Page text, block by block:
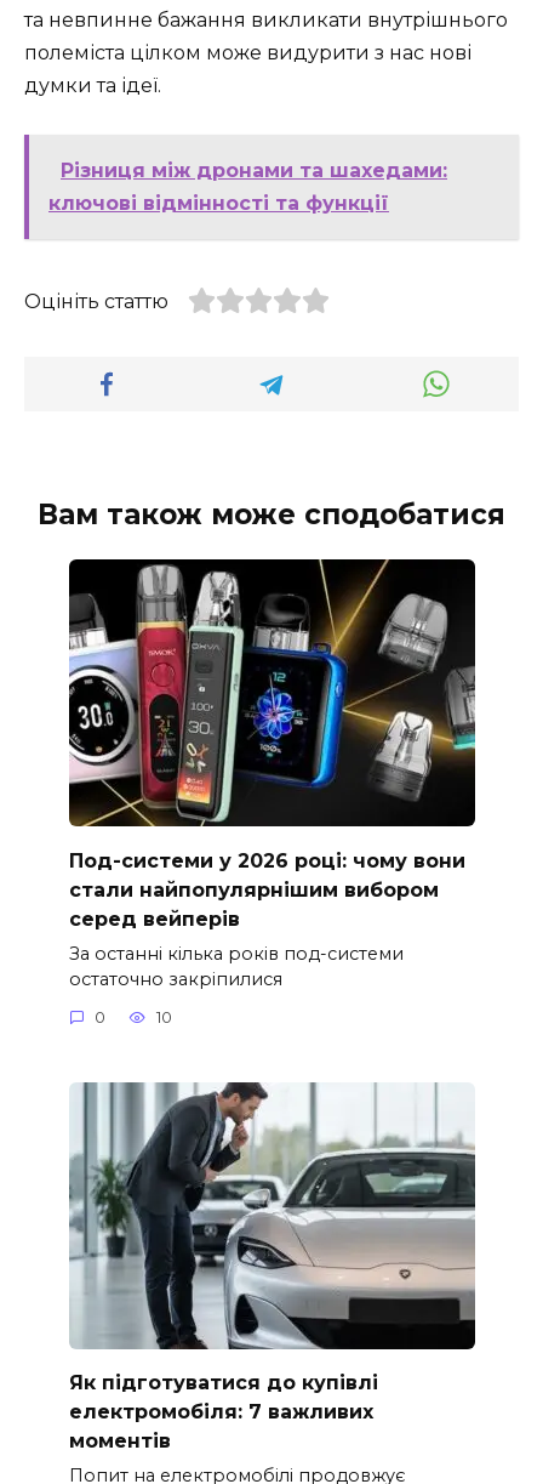
та невпинне бажання викликати внутрішнього
полеміста цілком може видурити з нас нові
думки та ідеї.
Різниця між дронами та шахедами:
ключові відмінності та функції
Оцініть статтю
Вам також може сподобатися
Под-системи у 2026 році: чому вони
стали найпопулярнішим вибором
серед вейперів
За останні кілька років под-системи
остаточно закріпилися
0 10
Як підготуватися до купівлі
електромобіля: 7 важливих
моментів
Попит на електромобілі продовжує